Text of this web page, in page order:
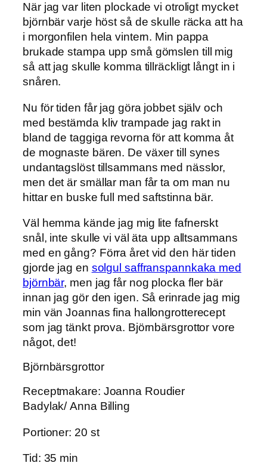
När jag var liten plockade vi otroligt mycket
björnbär varje höst så de skulle räcka att ha
i morgonfilen hela vintern. Min pappa
brukade stampa upp små gömslen till mig
så att jag skulle komma tillräckligt långt in i
snåren.
Nu för tiden får jag göra jobbet själv och
med bestämda kliv trampade jag rakt in
bland de taggiga revorna för att komma åt
de mognaste bären. De växer till synes
undantagslöst tillsammans med nässlor,
men det är smällar man får ta om man nu
hittar en buske full med saftstinna bär.
Väl hemma kände jag mig lite fafnerskt
snål, inte skulle vi väl äta upp alltsammans
med en gång? Förra året vid den här tiden
gjorde jag en solgul saffranspannkaka med
björnbär, men jag får nog plocka fler bär
innan jag gör den igen. Så erinrade jag mig
min vän Joannas fina hallongrotterecept
som jag tänkt prova. Björnbärsgrottor vore
något, det!
Björnbärsgrottor
Receptmakare: Joanna Roudier
Badylak/ Anna Billing
Portioner: 20 st
Tid: 35 min